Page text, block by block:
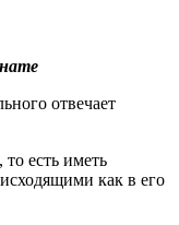
отвечает
есть иметь
как в его